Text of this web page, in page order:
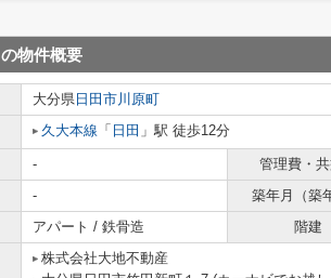
の物件概要
大分県 日田市川原町
久大本線 「 日田 」駅 徒歩12分
- 管理費・
- 築年月（築
アパート / 鉄骨造 階建
株式会社大地不動産